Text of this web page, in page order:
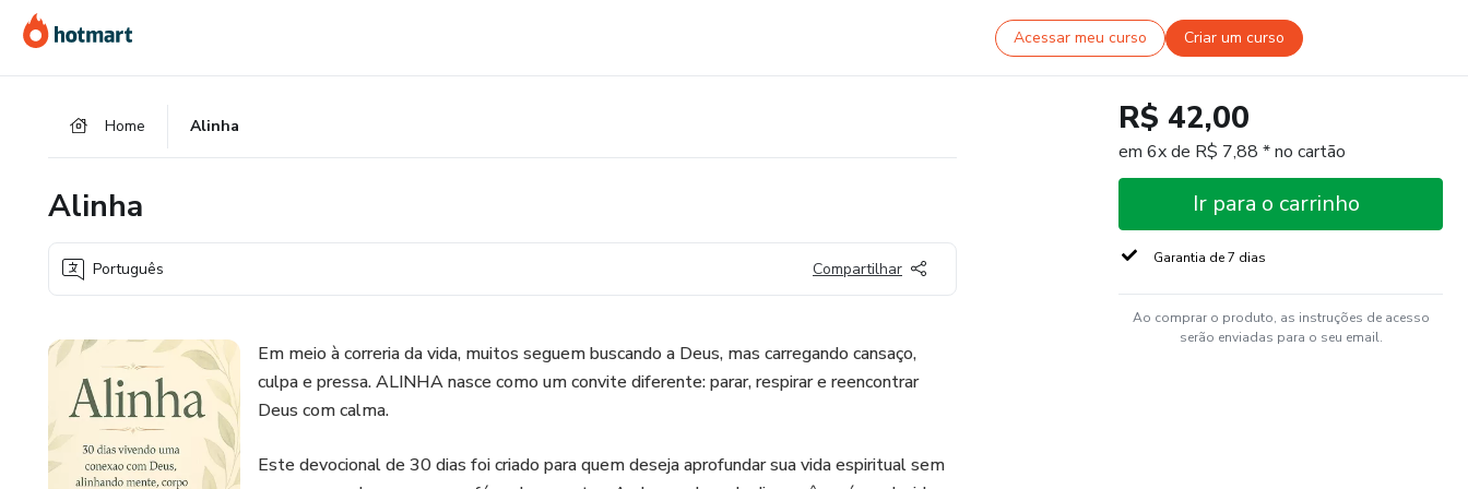
para
o
para
o
para
o
Acessar meu curso Criar um curso
Home Alinha
Alinha
Português Compartilhar
Em meio à correria da vida, muitos seguem buscando a Deus, mas carregando cansaço,
culpa e pressa. ALINHA nasce como um convite diferente: parar, respirar e reencontrar
Deus com calma.
Este devocional de 30 dias foi criado para quem deseja aprofundar sua vida espiritual sem
R$ 42,00
em 6x de R$ 7,88 * no cartão
Ir para o carrinho
Garantia de 7 dias
Ao comprar o produto, as instruções de acesso
serão enviadas para o seu email.